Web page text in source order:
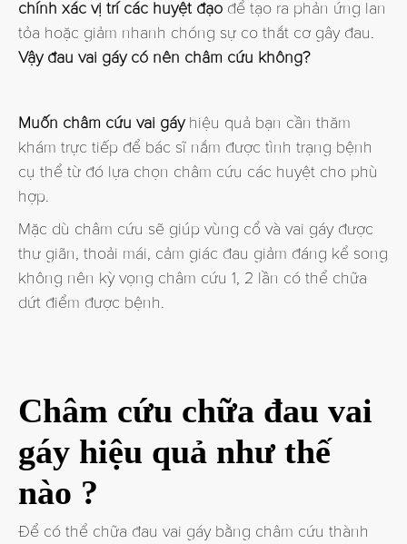
chính xác vị trí các huyệt đạo để tạo ra phản ứng lan
tỏa hoặc giảm nhanh chóng sự co thắt cơ gây đau.
Vậy đau vai gáy có nên châm cứu không?
Muốn châm cứu vai gáyhiệu quả bạn cần thăm
khám trực tiếp để bác sĩ nắm được tình trạng bệnh
cụ thể từ đó lựa chọn châm cứu các huyệt cho phù
hợp.
Mặc dù châm cứu sẽ giúp vùng cổ và vai gáy được
thư giãn, thoải mái, cảm giác đau giảm đáng kể song
không nên kỳ vọng châm cứu 1, 2 lần có thể chữa
dứt điểm được bệnh.
Châm cứu chữa đau vai
gáy hiệu quả như thế
nào ?
Để có thể chữa đau vai gáy bằng châm cứu thành